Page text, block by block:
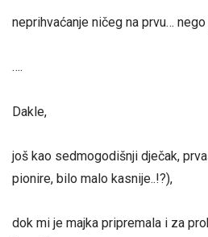
neprihvaćanje ničeg na prvu…
….
Dakle,
još kao sedmogodišnji dječak,
pionire, bilo malo kasnije..!?),
dok mi je majka pripremala i za